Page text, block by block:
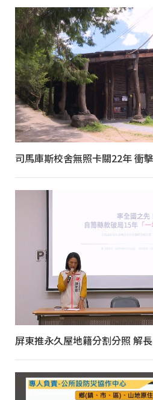
司馬庫斯校舍無照卡關22年 衝
屏東推永久屋地籍分割分照 解